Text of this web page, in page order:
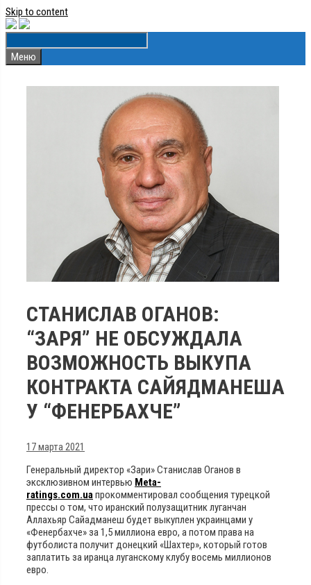
Skip to content
Меню
СТАНИСЛАВ ОГАНОВ:
“ЗАРЯ” НЕ ОБСУЖДАЛА
ВОЗМОЖНОСТЬ ВЫКУПА
КОНТРАКТА САЙЯДМАНЕША
У “ФЕНЕРБАХЧЕ”
17 марта 2021
Генеральный директор «Зари» Станислав Оганов в
эксклюзивном интервью Meta-
ratings.com.uaпрокомментировал сообщения турецкой
прессы о том, что иранский полузащитник луганчан
Аллахьяр Сайадманеш будет выкуплен украинцами у
«Фенербахче» за 1,5 миллиона евро, а потом права на
футболиста получит донецкий «Шахтер», который готов
заплатить за иранца луганскому клубу восемь миллионов
евро.